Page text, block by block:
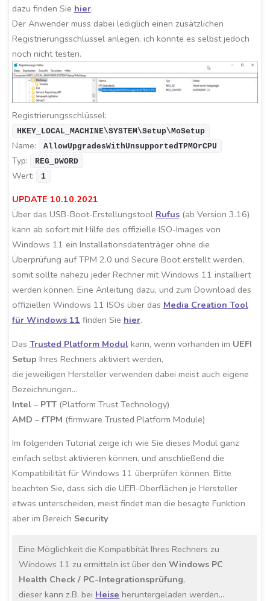
dazu finden Sie hier.
Der Anwender muss dabei lediglich einen zusätzlichen
Registrierungsschlüssel anlegen, ich konnte es selbst jedoch
noch nicht testen.
Registrierungsschlüssel:
HKEY_LOCAL_MACHINE\SYSTEM\Setup\MoSetup
Name: AllowUpgradesWithUnsupportedTPMOrCPU
Typ: REG_DWORD
Wert: 1
UPDATE 10.10.2021
Über das USB-Boot-Erstellungstool Rufus(ab Version 3.16)
kann ab sofort mit Hilfe des offizielle ISO-Images von
Windows 11 ein Installationsdatenträger ohne die
Überprüfung auf TPM 2.0 und Secure Boot erstellt werden,
somit sollte nahezu jeder Rechner mit Windows 11 installiert
werden können. Eine Anleitung dazu, und zum Download des
offiziellen Windows 11 ISOs über das Media Creation Tool
für Windows 11 finden Sie hier.
Das Trusted Platform Modul kann, wenn vorhanden im UEFI
Setup Ihres Rechners aktiviert werden,
die jeweiligen Hersteller verwenden dabei meist auch eigene
Bezeichnungen…
Intel– PTT (Platform Trust Technology)
AMD –fTPM (firmware Trusted Platform Module)
Im folgenden Tutorial zeige ich wie Sie dieses Modul ganz
einfach selbst aktivieren können, und anschließend die
Kompatibilität für Windows 11 überprüfen können. Bitte
beachten Sie, dass sich die UEFI-Oberflächen je Hersteller
etwas unterscheiden, meist findet man die besagte Funktion
aber im Bereich Security
Eine Möglichkeit die Kompatibität Ihres Rechners zu
Windows 11 zu ermitteln ist über denWindows PC
Health Check / PC-Integrationsprüfung,
dieser kann z.B. bei Heise heruntergeladen werden…